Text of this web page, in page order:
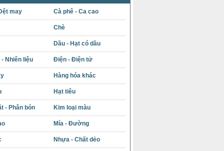
may Cà phê - Ca cao
Chè
Dầu - Hạt có dầu
- Nhiên liệu Điện - Điện tử
Hàng hóa khác
Hạt tiêu
- Phân bón Kim loại màu
Mía - Đường
Nhựa - Chất dẻo